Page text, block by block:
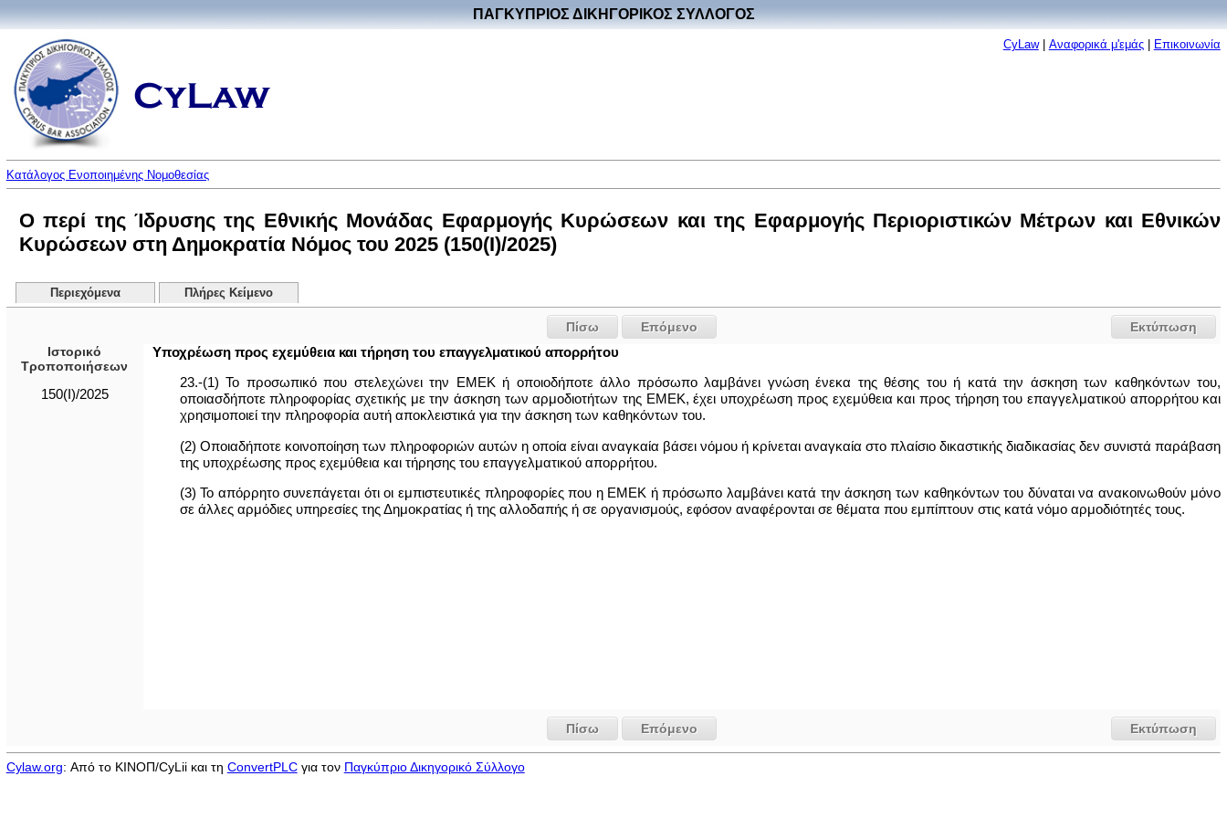
ΠΑΓΚΥΠΡΙΟΣ ΔΙΚΗΓΟΡΙΚΟΣ ΣΥΛΛΟΓΟΣ
CyLaw| Αναφορικά μ'εμάς| Επικοινωνία
Κατάλογος Ενοποιημένης Νομοθεσίας
Ο περί της Ίδρυσης της Εθνικής Μονάδας Εφαρμογής Κυρώσεων και της Εφαρμογής Περιοριστικών Μέτρων και Εθνικών
Κυρώσεων στη Δημοκρατία Νόμος του 2025 (150(I)/2025)
Περιεχόμενα Πλήρες Κείμενο
Εκτύπωση
Πίσω
Επόμενο
Ιστορικό
Τροποποιήσεων
150(I)/2025
Υποχρέωση προς εχεμύθεια και τήρηση του επαγγελματικού απορρήτου
23.-(1) Το προσωπικό που στελεχώνει την ΕΜΕΚ ή οποιοδήποτε άλλο πρόσωπο λαμβάνει γνώση ένεκα της θέσης του ή κατά την άσκηση των καθηκόντων του,
οποιασδήποτε πληροφορίας σχετικής με την άσκηση των αρμοδιοτήτων της ΕΜΕΚ, έχει υποχρέωση προς εχεμύθεια και προς τήρηση του επαγγελματικού απορρήτου και
χρησιμοποιεί την πληροφορία αυτή αποκλειστικά για την άσκηση των καθηκόντων του.
(2) Οποιαδήποτε κοινοποίηση των πληροφοριών αυτών η οποία είναι αναγκαία βάσει νόμου ή κρίνεται αναγκαία στο πλαίσιο δικαστικής διαδικασίας δεν συνιστά παράβαση
της υποχρέωσης προς εχεμύθεια και τήρησης του επαγγελματικού απορρήτου.
(3) Το απόρρητο συνεπάγεται ότι οι εμπιστευτικές πληροφορίες που η ΕΜΕΚ ή πρόσωπο λαμβάνει κατά την άσκηση των καθηκόντων του δύναται να ανακοινωθούν μόνο
σε άλλες αρμόδιες υπηρεσίες της Δημοκρατίας ή της αλλοδαπής ή σε οργανισμούς, εφόσον αναφέρονται σε θέματα που εμπίπτουν στις κατά νόμο αρμοδιότητές τους.
Εκτύπωση
Πίσω Επόμενο
Cylaw.org: Από το ΚΙΝOΠ/CyLii και τη ConvertPLCγια τον Παγκύπριο Δικηγορικό Σύλλογο